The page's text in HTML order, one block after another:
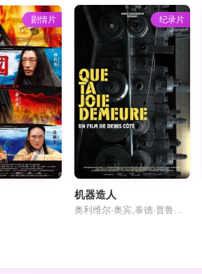
剧情片 纪录片
机器造人
奥利维尔·奥宾,泰德·普鲁维瑟,哈米杜·萨瓦多戈,埃米莉·西古因,纪尧姆·特朗布莱